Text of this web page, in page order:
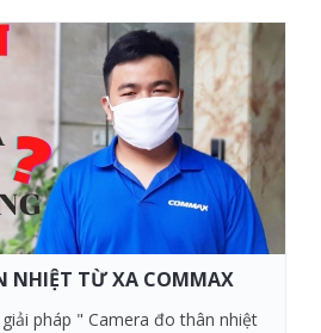
NHIỆT TỪ XA COMMAX
pháp " Camera đo thân nhiệt